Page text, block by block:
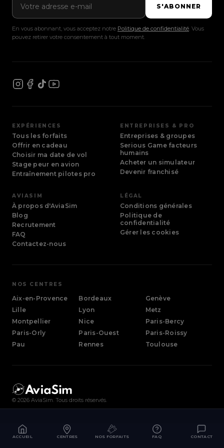
S'ABONNER
En vous abonnant, vous acceptez notre Politique de confidentialité. Vous
pouvez retirer votre consentement à tout moment.
EXPÉRIENCES
Tous les forfaits
Offrir en cadeau
Choisir ma date de vol
Stage peur en avion
Entraînement pilotes pro
ENTREPRISES & PRO
Entreprises & groupes
Serious Game facteurs
humains
Acheter un simulateur
Devenir franchisé
AVIASIM
À propos d'AviaSim
Blog
Recrutement
FAQ
Contactez-nous
LÉGAL
Conditions générales
Politique de
confidentialité
Gérer les cookies
NOS CENTRES
Aix-en-Provence Bordeaux
Genève
Lille
Lyon
Metz
Montpellier
Nice
Paris-Bercy
Paris-Orly
Paris-Ouest
Paris-Roissy
Pau
Rennes Toulouse
© 2026 AviaSim. Tous droits réservés.
ACCUEIL CENTRES NOS FORFAITS FAQ CONTACT